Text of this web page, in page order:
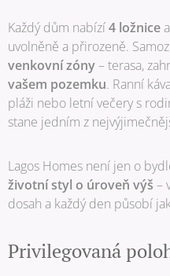
Každý dům nabízí4 ložnice
uvolněně a přirozeně.
venkovní zóny– terasa,
vašem pozemku. Ranní
pláži nebo letní večery s
stane jedním z
Lagos Homes není jen o
životní styl o úroveň výš –
dosah a každý den působí
Privilegovaná